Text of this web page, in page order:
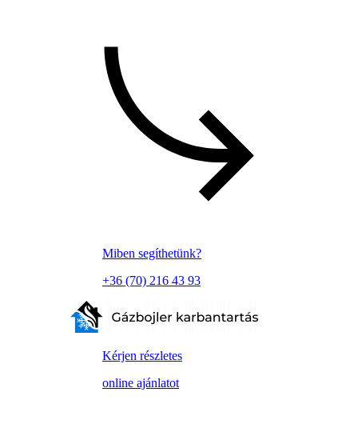
Miben segíthetünk?
+36 (70) 216 43 93
Kérjen részletes
online ajánlatot